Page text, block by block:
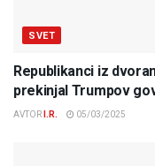
SVET
Republikanci iz
prekinjal Trumpov
AVTOR I.R. 05/03/2025